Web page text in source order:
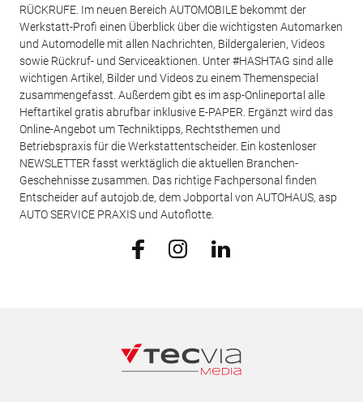
RÜCKRUFE. Im neuen Bereich AUTOMOBILE bekommt der
Werkstatt-Profi einen Überblick über die wichtigsten Automarken
und Automodelle mit allen Nachrichten, Bildergalerien, Videos
sowie Rückruf- und Serviceaktionen. Unter #HASHTAG sind alle
wichtigen Artikel, Bilder und Videos zu einem Themenspecial
zusammengefasst. Außerdem gibt es im asp-Onlineportal alle
Heftartikel gratis abrufbar inklusive E-PAPER. Ergänzt wird das
Online-Angebot um Techniktipps, Rechtsthemen und
Betriebspraxis für die Werkstattentscheider. Ein kostenloser
NEWSLETTER fasst werktäglich die aktuellen Branchen-
Geschehnisse zusammen. Das richtige Fachpersonal finden
Entscheider auf autojob.de, dem Jobportal von AUTOHAUS, asp
AUTO SERVICE PRAXIS und Autoflotte.